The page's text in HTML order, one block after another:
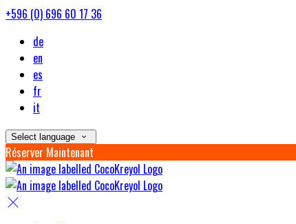
+596 (0) 696 60 17 36
de
en
es
fr
it
Select language
Réserver Maintenant